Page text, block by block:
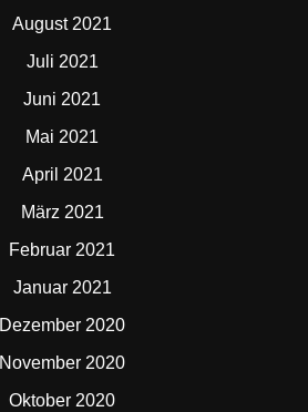
August 2021
Juli 2021
Juni 2021
Mai 2021
April 2021
März 2021
Februar 2021
Januar 2021
Dezember 2020
November 2020
Oktober 2020